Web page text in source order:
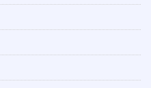
歷史記憶 花蓮中正國小社團
國小「小老闆大市集」愛心